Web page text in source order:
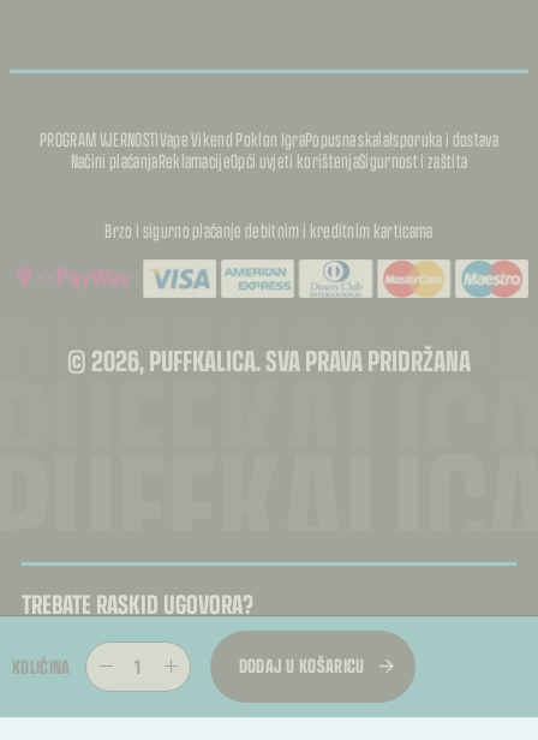
KOLIČINA DODAJ U KOŠARICU
PROGRAM VJERNOSTIVape Vikend Poklon IgraPopusna skalaIsporuka i dostava
Načini plaćanjaReklamacijeOpći uvjeti korištenjaSigurnost i zaštita
Brzo i sigurno plaćanje debitnim i kreditnim karticama
© 2026, PUFFKALICA. SVA PRAVA PRIDRŽANA
TREBATE RASKID UGOVORA?
Kupac može podnijeti zahtjev za jednostrani raskid ugovora u roku od 14 dana od
primitka proizvoda.
Raskid ugovora